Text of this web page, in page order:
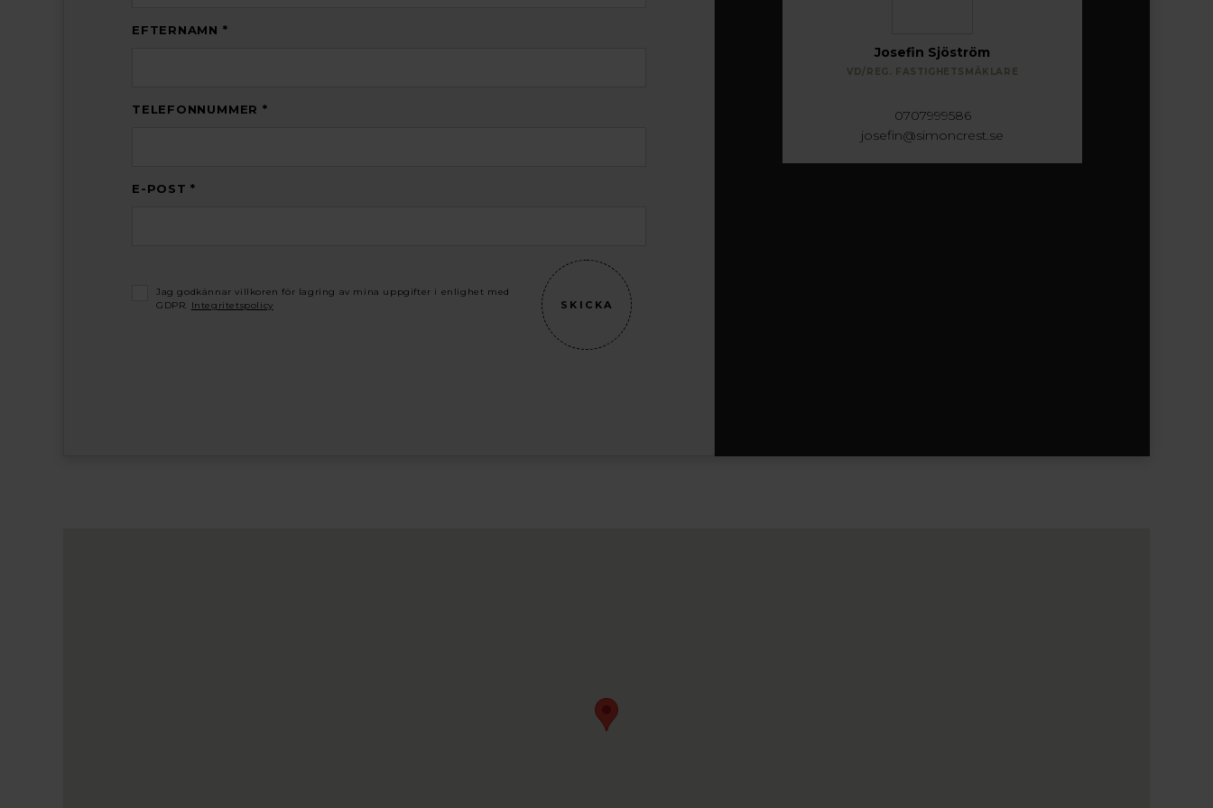
EFTERNAMN *
TELEFONNUMMER *
E-POST *
Jag godkännar villkoren för lagring av mina uppgifter i enlighet med
GDPR. Integritetspolicy
Josefin Sjöström
VD/REG. FASTIGHETSMÄKLARE
0707999586
josefin@simoncrest.se